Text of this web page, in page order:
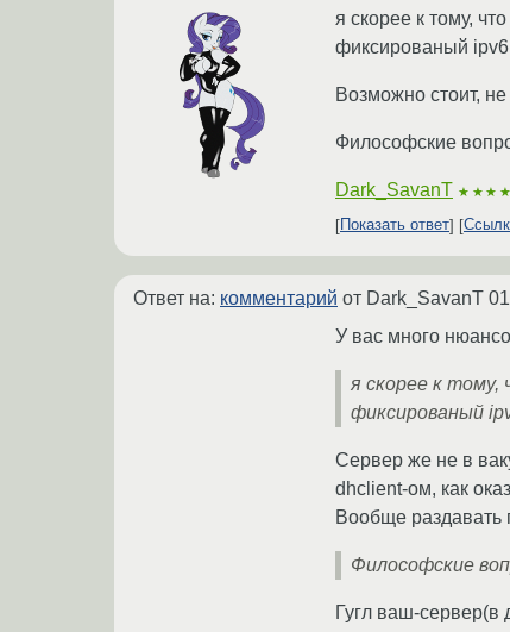
я скорее к тому,
фиксированый ipv6
Возможно стоит,
Философские
Dark_SavanT
Показать ответ
Ответ на: комментарий от Dark_SavanT
У вас много
я скорее к тому,
фиксированый
Сервер же не в
dhclient-ом, как
Вообще раздавать
Философские
Гугл ваш-сервер(в